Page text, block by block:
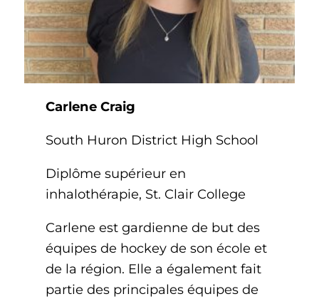
Carlene Craig
South Huron District High School
Diplôme supérieur en
inhalothérapie, St. Clair College
Carlene est gardienne de but des
équipes de hockey de son école et
de la région. Elle a également fait
partie des principales équipes de